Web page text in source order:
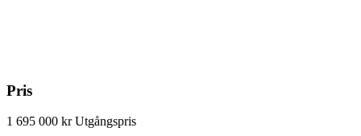
Pris
1 695 000 kr Utgångspris